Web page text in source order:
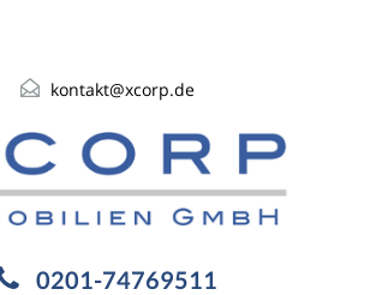
kontakt@xcorp.de
0201-74769511